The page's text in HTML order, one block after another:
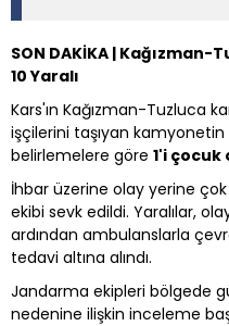
SON DAKİKA | Kağızman-
10 Yaralı
Kars'ın Kağızman-Tuzluca
işçilerini taşıyan
belirlemelere göre 1'i çocuk
İhbar üzerine olay yerine çok
ekibi sevk edildi. Yaralılar,
ardından ambulanslarla
tedavi altına alındı.
Jandarma ekipleri bölgede
nedenine ilişkin inceleme